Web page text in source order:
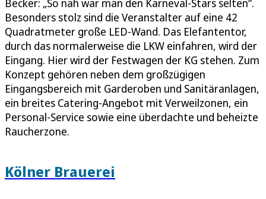
Besonders stolz sind die Veranstalter auf eine 42
Quadratmeter große LED-Wand. Das Elefantentor,
durch das normalerweise die LKW einfahren, wird der
Eingang. Hier wird der Festwagen der KG stehen. Zum
Konzept gehören neben dem großzügigen
Eingangsbereich mit Garderoben und Sanitäranlagen,
ein breites Catering-Angebot mit Verweilzonen, ein
Personal-Service sowie eine überdachte und beheizte
Raucherzone.
Kölner Brauerei